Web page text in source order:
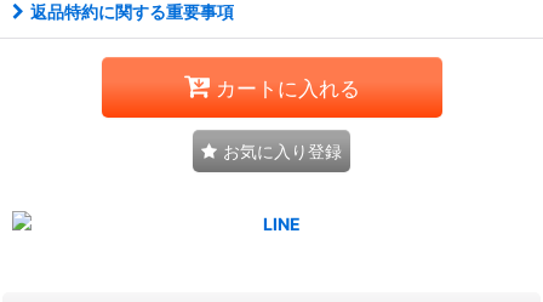
返品特約に関する重要事項
カートに入れる
お気に入り登録